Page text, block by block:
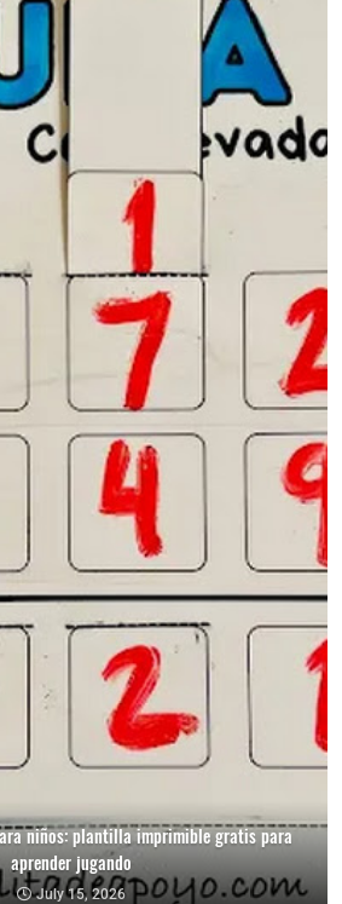
niños: plantilla imprimible gratis para
aprender jugando
July 15, 2026